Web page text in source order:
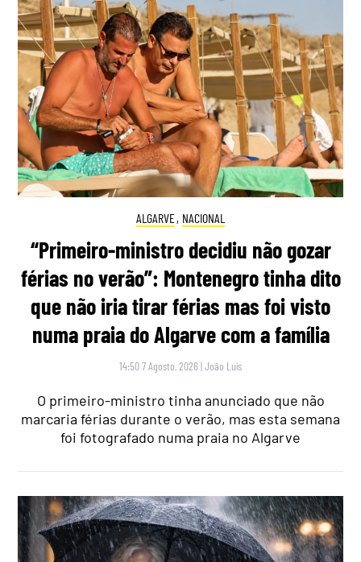
ALGARVE, NACIONAL
“Primeiro-ministro decidiu não gozar
férias no verão”: Montenegro tinha dito
que não iria tirar férias mas foi visto
numa praia do Algarve com a família
14:50 7 Agosto, 2026 |João Luís
O primeiro-ministro tinha anunciado que não
marcaria férias durante o verão, mas esta semana
foi fotografado numa praia no Algarve